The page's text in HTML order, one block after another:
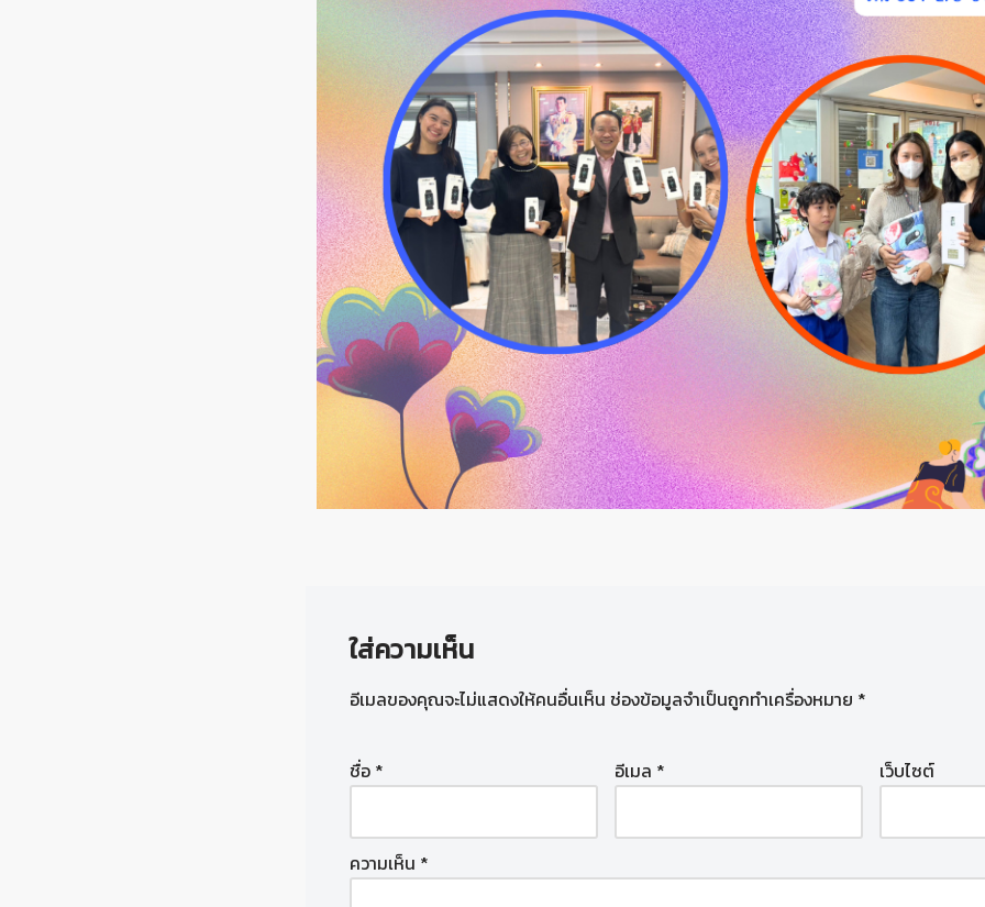
ใส่ความเห็น
อีเมลของคุณจะไม่แสดงให้คนอื่นเห็น ช่องข้อมูลจำเป็นถูกทำเครื่องหมาย *
ชื่อ * อีเมล * เว็บไซต์
ความเห็น *